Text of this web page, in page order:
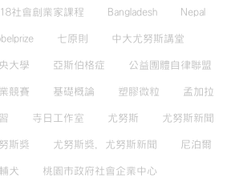
社會創業家課程 Bangladesh Nepal
七原則 中大尤努斯講堂
大學 亞斯伯格症 公益團體自律聯盟
競賽 基礎概論 塑膠微粒 孟加拉
寺日工作室 尤努斯 尤努斯新聞
斯獎 尤努斯獎，尤努斯新聞 尼泊爾
犬 桃園市政府社會企業中心